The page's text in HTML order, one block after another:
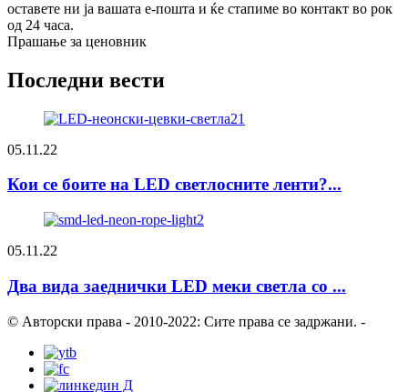
оставете ни ја вашата е-пошта и ќе стапиме во контакт во рок
од 24 часа.
Прашање за ценовник
Последни вести
05.11.22
Кои се боите на LED светлосните ленти?...
05.11.22
Два вида заеднички LED меки светла со ...
© Авторски права - 2010-2022: Сите права се задржани. -